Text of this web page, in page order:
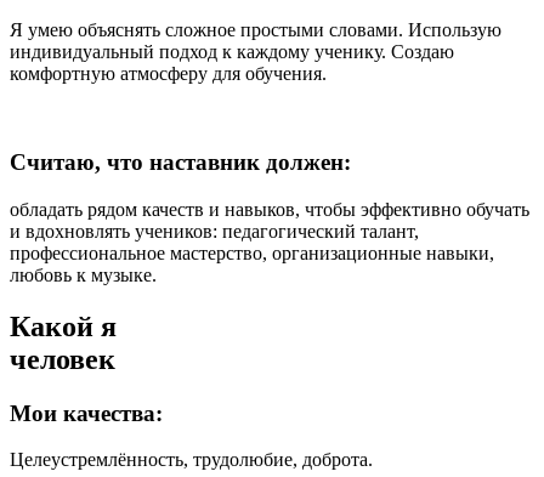
Я умею объяснять сложное простыми словами. Использую
индивидуальный подход к каждому ученику. Создаю
комфортную атмосферу для обучения.
Считаю, что наставник должен:
обладать рядом качеств и навыков, чтобы эффективно обучать
и вдохновлять учеников: педагогический талант,
профессиональное мастерство, организационные навыки,
любовь к музыке.
Какой я
человек
Мои качества:
Целеустремлённость, трудолюбие, доброта.